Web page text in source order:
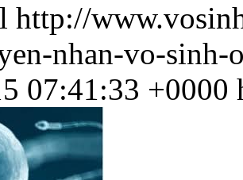
http://
nhan-vo-
07:41:33 +0000